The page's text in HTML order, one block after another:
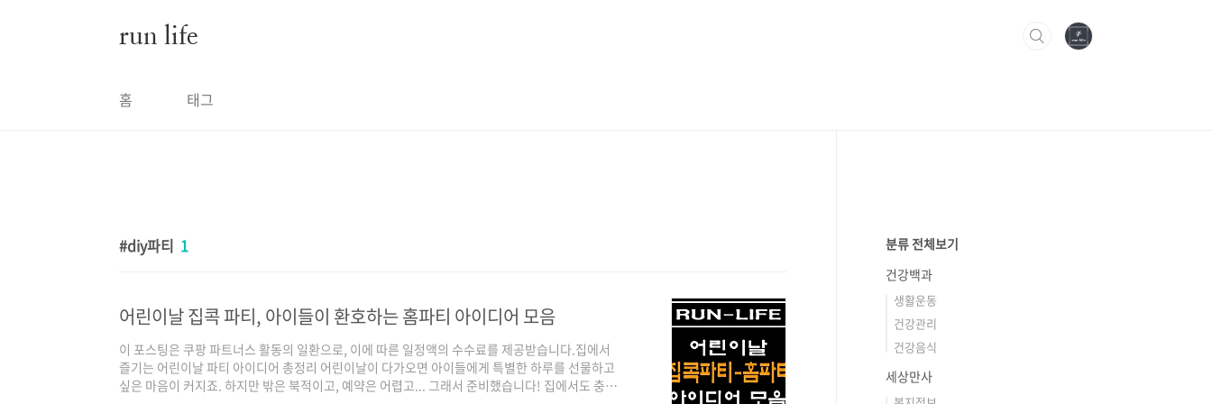
run life
홈 태그
diy파티 1
어린이날 집콕 파티, 아이들이 환호하는 홈파티 아이디어 모음
이 포스팅은 쿠팡 파트너스 활동의 일환으로, 이에 따른 일정액의 수수료를 제공받습니다.집에서
즐기는 어린이날 파티 아이디어 총정리 어린이날이 다가오면 아이들에게 특별한 하루를 선물하고
싶은 마음이 커지죠. 하지만 밖은 북적이고, 예약은 어렵고... 그래서 준비했습니다! 집에서도 충분
분류 전체보기
건강백과
생활운동
건강관리
건강음식
세상만사